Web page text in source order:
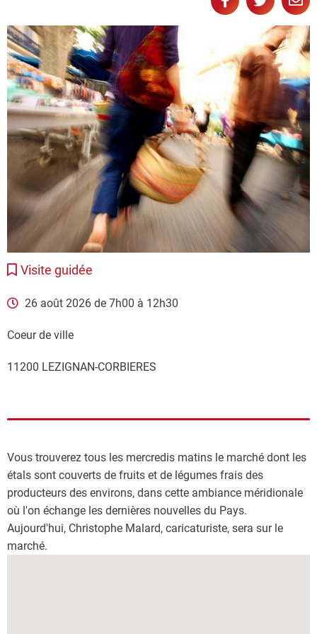
Facebook
sur
Twitter
e-
Visite guidée
26 août 2026 de 7h00 à 12h30
Coeur de ville
11200 LEZIGNAN-CORBIERES
Vous trouverez tous les mercredis matins le marché dont les
étals sont couverts de fruits et de légumes frais des
producteurs des environs, dans cette ambiance méridionale
où l'on échange les dernières nouvelles du Pays.
Aujourd'hui, Christophe Malard, caricaturiste, sera sur le
marché.